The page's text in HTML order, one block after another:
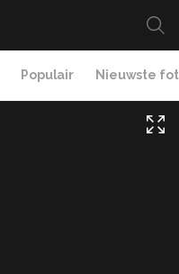
Populair Nieuwste